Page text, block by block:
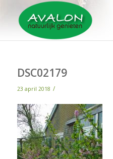
DSC02179
23 april 2018 /